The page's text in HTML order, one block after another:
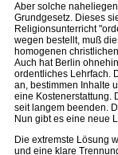
Aber solche
Grundgesetz. Dieses
Religionsunterricht
wegen bestellt, muß
homogenen
Auch hat Berlin
ordentliches Lehrfach.
an, bestimmen Inhalte
eine Kostenerstattung.
seit langem beenden.
Nun gibt es eine neue
Die extremste Lösung
und eine klare